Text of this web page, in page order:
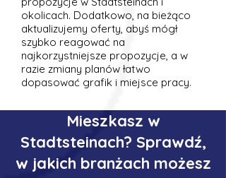
okolicach. Dodatkowo, na bieżąco
aktualizujemy oferty, abyś mógł
szybko reagować na
najkorzystniejsze propozycje, a w
razie zmiany planów łatwo
dopasować grafik i miejsce pracy.
Mieszkasz w
Stadtsteinach? Sprawdź,
w jakich branżach możesz